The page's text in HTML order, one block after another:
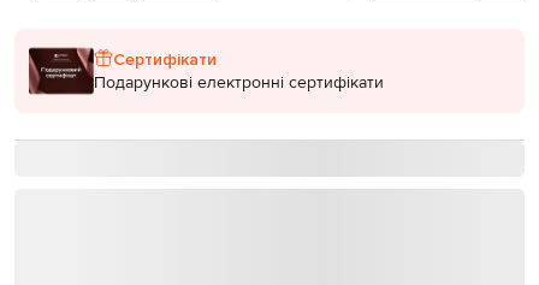
Сертифікати
Подарункові електронні сертифікати